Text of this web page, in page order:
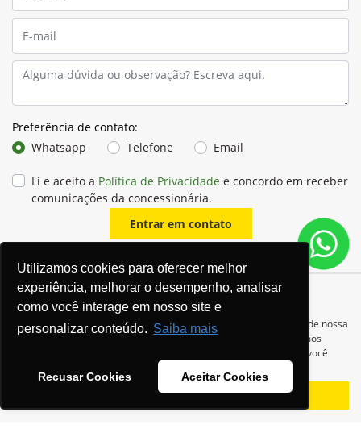
Utilizamos cookies para oferecer melhor
experiência, melhorar o desempenho, analisar
como você interage em nosso site e
personalizar conteúdo. Saiba mais
Recusar Cookies Aceitar Cookies
Preferência de contato:
Whatsapp
Telefone Email
Li e aceito a Política de Privacidade e concordo em receber
comunicações da concessionária.
Entrar em contato
Para otimizar sua experiência durante a navegação, fazemos uso de nossa
política de cookies e para proteger seus dados pessoais respeitamos
. Ao seguir com a navegação e visita você
Recusar